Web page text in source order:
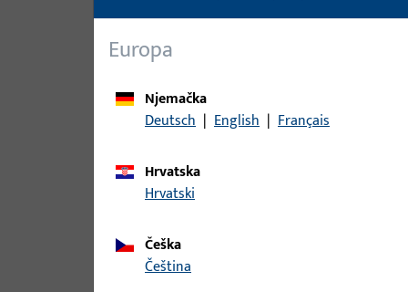
Opis proizvoda
Europa
Njemačka
Deutsch | English | Français
Hrvatska
Hrvatski
Češka
čeština